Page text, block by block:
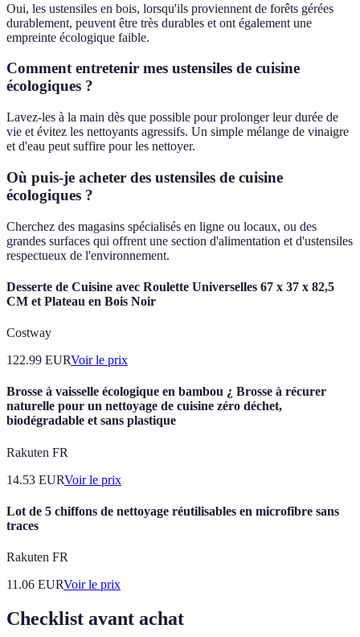
Oui, les ustensiles en bois, lorsqu'ils proviennent de forêts gérées
durablement, peuvent être très durables et ont également une
empreinte écologique faible.
Comment entretenir mes ustensiles de cuisine
écologiques ?
Lavez-les à la main dès que possible pour prolonger leur durée de
vie et évitez les nettoyants agressifs. Un simple mélange de vinaigre
et d'eau peut suffire pour les nettoyer.
Où puis-je acheter des ustensiles de cuisine
écologiques ?
Cherchez des magasins spécialisés en ligne ou locaux, ou des
grandes surfaces qui offrent une section d'alimentation et d'ustensiles
respectueux de l'environnement.
Desserte de Cuisine avec Roulette Universelles 67 x 37 x 82,5
CM et Plateau en Bois Noir
Costway
122.99 EURVoir le prix
Brosse à vaisselle écologique en bambou ¿ Brosse à récurer
naturelle pour un nettoyage de cuisine zéro déchet,
biodégradable et sans plastique
Rakuten FR
14.53 EURVoir le prix
Lot de 5 chiffons de nettoyage réutilisables en microfibre sans
traces
Rakuten FR
11.06 EURVoir le prix
Checklist avant achat